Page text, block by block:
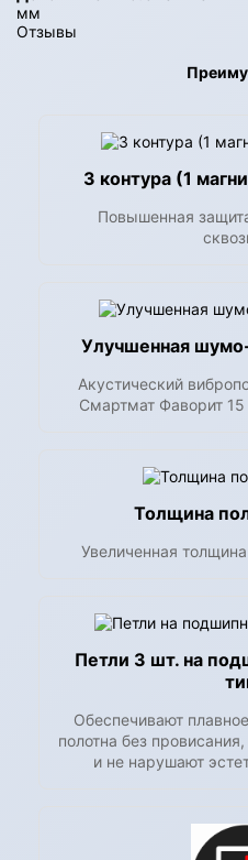
мм
Отзывы
3 контура (1
Повышенная
Улучшенная
Акустический
Смартмат Фаворит 15
Толщина
Увеличенная
Петли 3 шт. на
Обеспечивают
полотна без
и не нарушают